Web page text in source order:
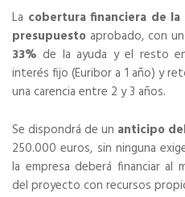
La cobertura financiera de
presupuesto aprobado, con un
33% de la ayuda y el resto
interés fijo (Euribor a 1 año) y
una carencia entre 2 y 3 años.
Se dispondrá de un anticipo
250.000 euros, sin ninguna
la empresa deberá financiar al
del proyecto con recursos